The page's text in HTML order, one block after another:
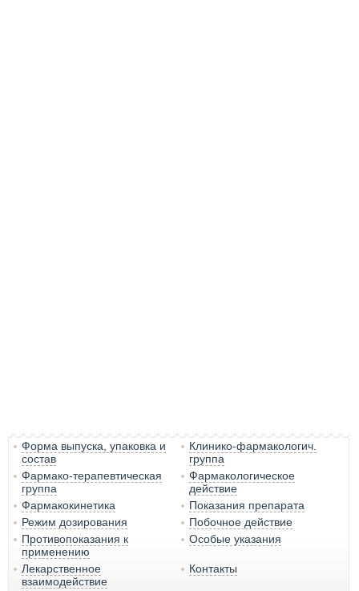
Форма выпуска, упаковка и
состав
Клинико-фармакологич.
группа
Фармако-терапевтическая
группа
Фармакологическое
действие
Фармакокинетика
Показания препарата
Режим дозирования
Побочное действие
Противопоказания к
применению
Особые указания
Лекарственное
взаимодействие
Контакты